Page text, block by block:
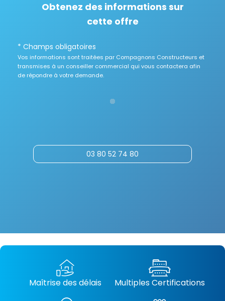
Obtenez des informations sur
cette offre
* Champs obligatoires
Vos informations sont traitées par Compagnons Constructeurs et
transmises à un conseiller commercial qui vous contactera afin
de répondre à votre demande.
03 80 52 74 80
Maîtrise des délais Multiples Certifications